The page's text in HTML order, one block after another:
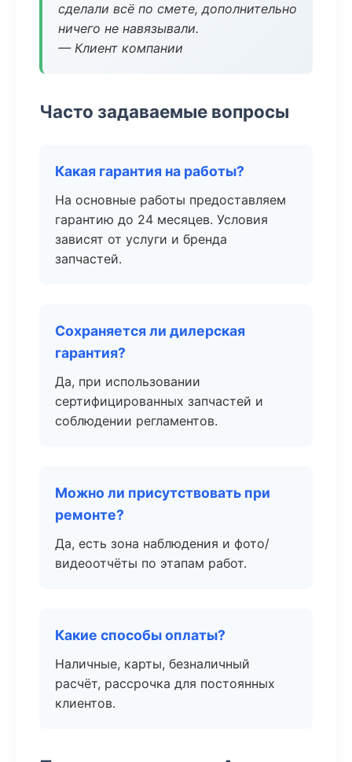
сделали всё по смете, дополнительно
ничего не навязывали.
— Клиент компании
Часто задаваемые вопросы
Какая гарантия на работы?
На основные работы предоставляем
гарантию до 24 месяцев. Условия
зависят от услуги и бренда
запчастей.
Сохраняется ли дилерская
гарантия?
Да, при использовании
сертифицированных запчастей и
соблюдении регламентов.
Можно ли присутствовать при
ремонте?
Да, есть зона наблюдения и фото/
видеоотчёты по этапам работ.
Какие способы оплаты?
Наличные, карты, безналичный
расчёт, рассрочка для постоянных
клиентов.